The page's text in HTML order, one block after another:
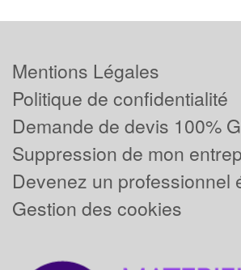
Mentions Légales
Politique de confidentialité
Demande de devis 100%
Suppression de mon
Devenez un professionnel
Gestion des cookies